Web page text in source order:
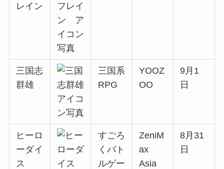
レイン
三国志
群雄
三国系
RPG
YOOZ
OO
9月1
日
ヒーロ
ーダイ
ス
すごろ
くバト
ルゲー
ZeniM
ax
Asia
8月31
日